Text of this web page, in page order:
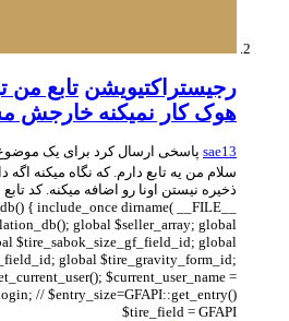
رجیستراکتیویشن تابع من
هوک کار نمیکنه خارجش
sae13پاسخی ارسال کرد برای یک موضوع
سلام من یه تابع دارم. که نگاه میکنه اگه
{ include_once dirname( __FILE__
global $seller_array; global
$tire_sabok_size_gf_field_id; global
global $tire_gravity_form_id;
$current_user_name =
// $entry_size=GFAPI::get_entry()
$tire_field = GFAPI